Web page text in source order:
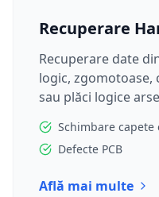
Recuperare
Recuperare date
logic, zgomotoase,
sau plăci logice
Schimbare capete
Defecte PCB
Află mai multe